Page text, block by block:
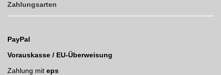
Zahlungsarten
PayPal
Vorauskasse / EU-Überweisung
Zahlung mit eps